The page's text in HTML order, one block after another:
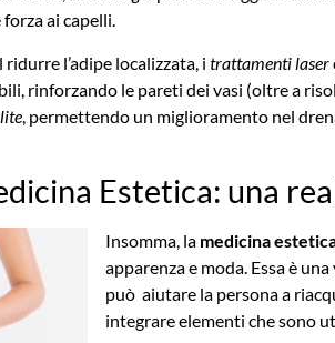
ai capelli.
ridurre l’adipe localizzata, i trattamenti laser
rinforzando le pareti dei vasi (oltre a
, permettendo un miglioramento nel
Estetica: una
Insomma, la medicina
apparenza e moda. Essa è
può aiutare la persona a
integrare elementi che sono